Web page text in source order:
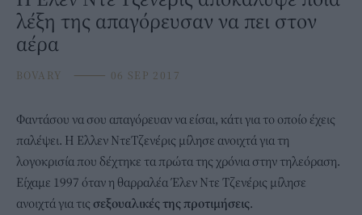
λέξη της απαγόρευσαν να πει στον
αέρα
BOVARY ⸻ 06 SEP 2017
Φαντάσου να σου απαγόρευαν να είσαι, κάτι για το οποίο έχεις
παλέψει. Η Ελλεν ΝτεΤζενέρις μίλησε ανοιχτά για τη
λογοκρισία που δέχτηκε τα πρώτα της χρόνια στην τηλεόραση.
Είχαμε 1997 όταν η θαρραλέα Έλεν Ντε Τζενέρις μίλησε
ανοιχτά για τις σεξουαλικές της προτιμήσεις.